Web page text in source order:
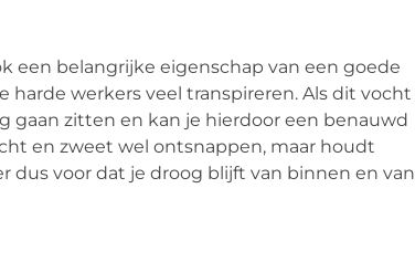
een belangrijke eigenschap van een goede
werkers veel transpireren. Als dit vocht
gaan zitten en kan je hierdoor een benauwd
en zweet wel ontsnappen, maar houdt
voor dat je droog blijft van binnen en van